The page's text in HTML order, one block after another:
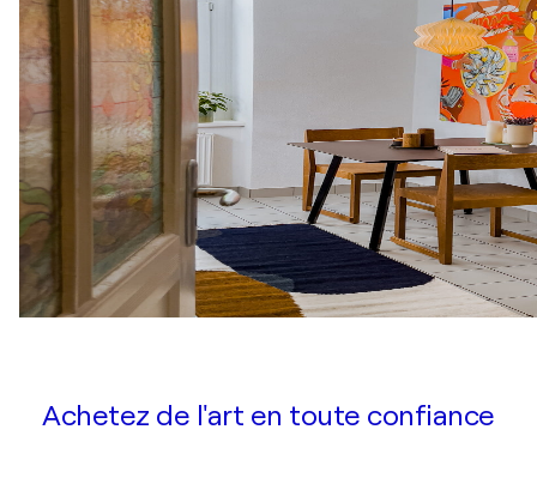
Achetez de l'art en toute confiance